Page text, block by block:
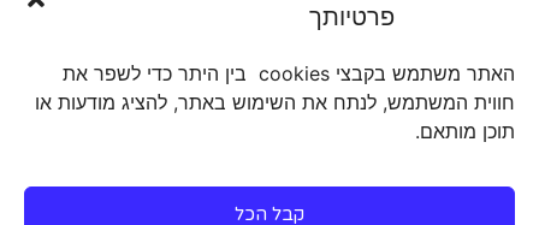
פרטיותך
האתר משתמש בקבצי cookies בין היתר כדי לשפר את
חווית המשתמש, לנתח את השימוש באתר, להציג מודעות או
תוכן מותאם.
קבל הכל
אני מאשר/ת את מסירת הפרטים
קבלת מידע על מוצרים, שירותים, מועדון
לקוחות. אני מודע/ת שאוכל לבטל את
הרישום שלי בכל עת ושעל מסירת הפרטים